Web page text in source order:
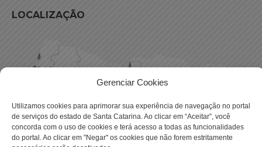
Gerenciar Cookies
Utilizamos cookies para aprimorar sua experiência de navegação no portal
de serviços do estado de Santa Catarina. Ao clicar em “Aceitar”, você
concorda com o uso de cookies e terá acesso a todas as funcionalidades
do portal. Ao clicar em "Negar" os cookies que não forem estritamente
LOCALIZAÇÃO